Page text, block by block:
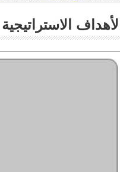
الأهداف الاستراتيجية